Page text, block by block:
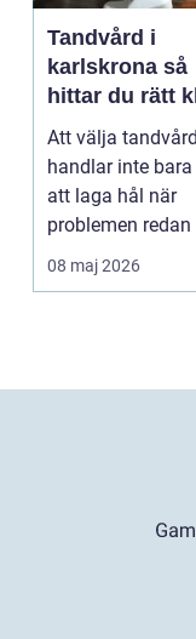
Tandvård i
karlskrona så
hittar du rätt
för långsiktig
munhälsa
Att välja tandvård
handlar inte
att laga hål när
problemen redan
faktum. Det
08 maj 2026